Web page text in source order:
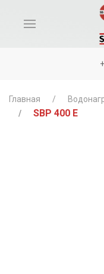
Главная
SBP 400 E